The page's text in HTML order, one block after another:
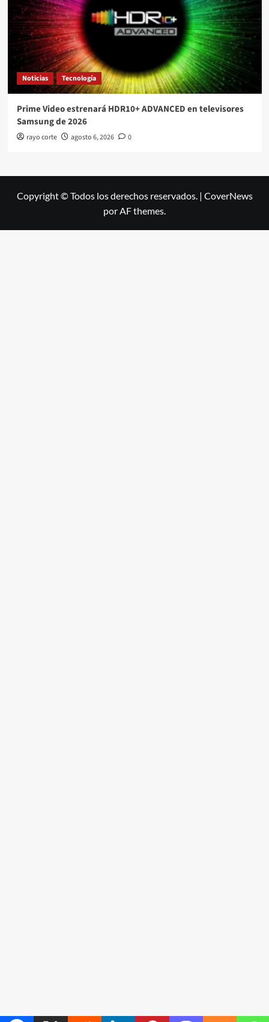
Noticias Tecnología
Prime Video estrenará HDR10+ ADVANCED en televisores
Samsung de 2026
rayo corte agosto 6, 2026 0
Copyright © Todos los derechos reservados. | CoverNews
por AF themes.